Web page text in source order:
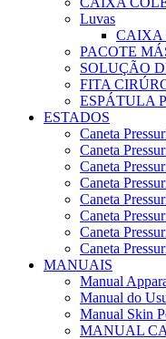
Luvas
CAIXA
PACOTE
SOLUÇÃO
FITA
ESPÁTULA
ESTADOS
Caneta
Caneta
Caneta
Caneta
Caneta
Caneta
Caneta
Caneta
MANUAIS
Manual
Manual do
Manual Skin
MANUAL